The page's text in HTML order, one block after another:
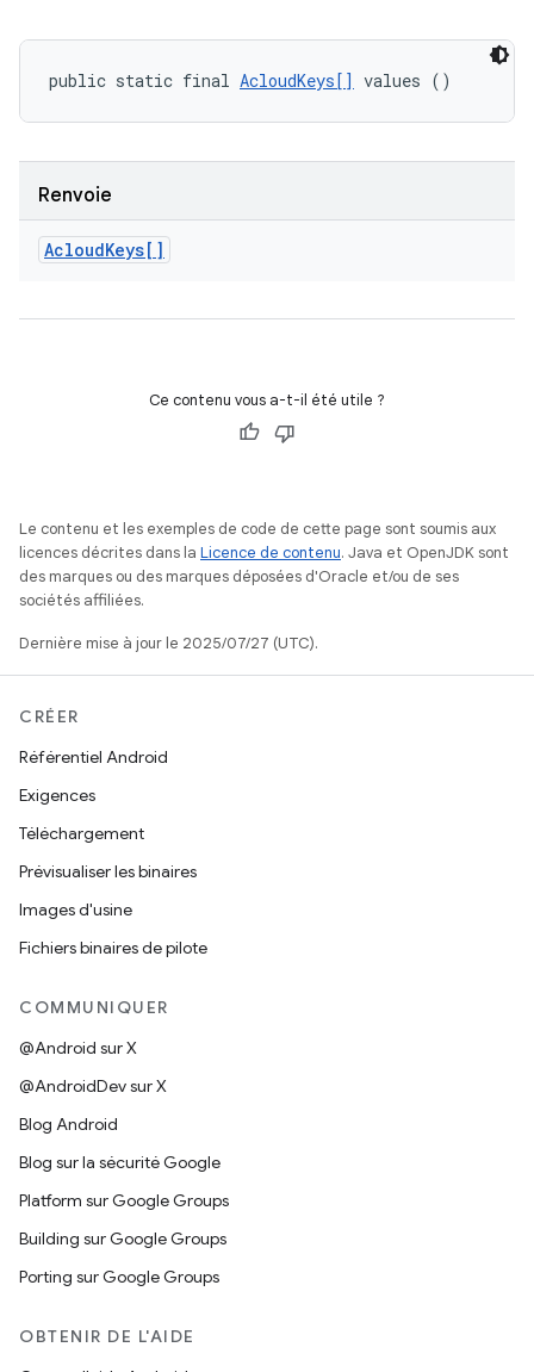
public static final AcloudKeys[] values ()
Renvoie
AcloudKeys[]
Ce contenu vous a-t-il été utile ?
Le contenu et les exemples de code de cette page sont soumis aux
licences décrites dans la Licence de contenu. Java et OpenJDK sont
des marques ou des marques déposées d'Oracle et/ou de ses
sociétés affiliées.
Dernière mise à jour le 2025/07/27 (UTC).
CRÉER
Référentiel Android
Exigences
Téléchargement
Prévisualiser les binaires
Images d'usine
Fichiers binaires de pilote
COMMUNIQUER
@Android sur X
@AndroidDev sur X
Blog Android
Blog sur la sécurité Google
Platform sur Google Groups
Building sur Google Groups
Porting sur Google Groups
OBTENIR DE L'AIDE